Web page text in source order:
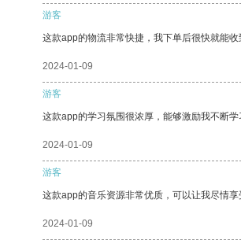
游客
这款app的物流非常快捷，我下单后很快就能收
2024-01-09
游客
这款app的学习氛围很浓厚，能够激励我不断
2024-01-09
游客
这款app的音乐资源非常优质，可以让我尽情享
2024-01-09